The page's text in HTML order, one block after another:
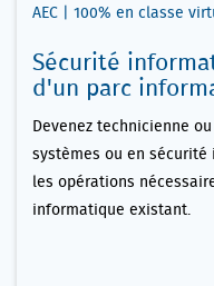
AEC | 100% en classe
Sécurité
d'un parc
Devenez technicienne
systèmes ou en
les opérations
informatique existant.